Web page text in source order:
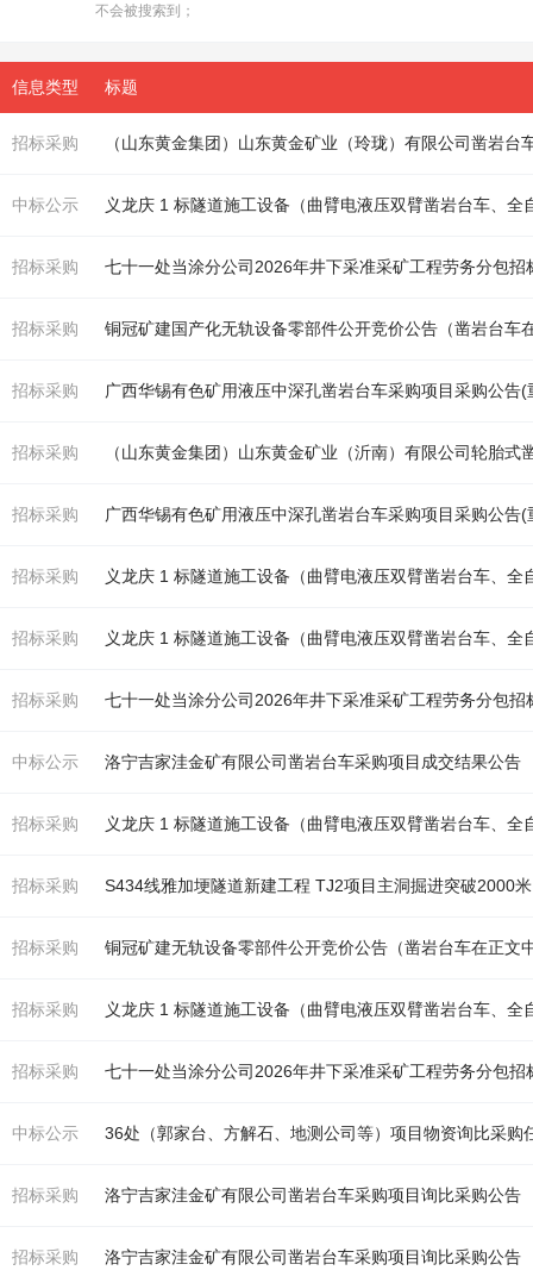
不会被搜索到；
信息类型 标题
招标采购 （山东黄金集团）山东黄金矿业（玲珑）有限公司凿岩台
中标公示 义龙庆 1 标隧道施工设备（曲臂电液压双臂凿岩台车、全
招标采购 七十一处当涂分公司2026年井下采准采矿工程劳务分包招
招标采购 铜冠矿建国产化无轨设备零部件公开竞价公告（凿岩台车
招标采购 广西华锡有色矿用液压中深孔凿岩台车采购项目采购公告(
招标采购 （山东黄金集团）山东黄金矿业（沂南）有限公司轮胎式
招标采购 广西华锡有色矿用液压中深孔凿岩台车采购项目采购公告(
招标采购 义龙庆 1 标隧道施工设备（曲臂电液压双臂凿岩台车、全
招标采购 义龙庆 1 标隧道施工设备（曲臂电液压双臂凿岩台车、全
招标采购 七十一处当涂分公司2026年井下采准采矿工程劳务分包招
中标公示 洛宁吉家洼金矿有限公司凿岩台车采购项目成交结果公告
招标采购 义龙庆 1 标隧道施工设备（曲臂电液压双臂凿岩台车、全
招标采购 S434线雅加埂隧道新建工程 TJ2项目主洞掘进突破2000
招标采购 铜冠矿建无轨设备零部件公开竞价公告（凿岩台车在正文
招标采购 义龙庆 1 标隧道施工设备（曲臂电液压双臂凿岩台车、全
招标采购 七十一处当涂分公司2026年井下采准采矿工程劳务分包招
中标公示 36处（郭家台、方解石、地测公司等）项目物资询比采购
招标采购 洛宁吉家洼金矿有限公司凿岩台车采购项目询比采购公告
招标采购 洛宁吉家洼金矿有限公司凿岩台车采购项目询比采购公告